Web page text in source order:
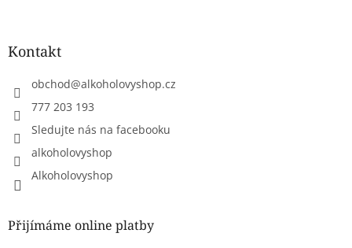
Kontakt
obchod@alkoholovyshop.cz
777 203 193
Sledujte nás na facebooku
alkoholovyshop
Alkoholovyshop
Přijímáme online platby